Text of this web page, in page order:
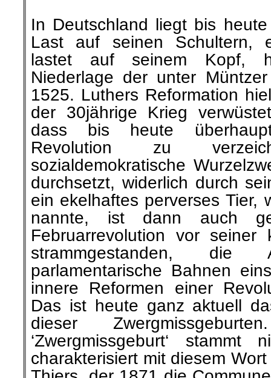
In Deutschland liegt bis
Last auf seinen Schultern,
lastet auf seinem Kopf,
Niederlage der unter
1525. Luthers Reformation
der 30jährige Krieg
dass bis heute
Revolution zu
sozialdemokratische
durchsetzt, widerlich durch
ein ekelhaftes perverses Tier,
nannte, ist dann auch
Februarrevolution vor seiner
strammgestanden, die
parlamentarische Bahnen
innere Reformen einer
Das ist heute ganz aktuell
dieser
‘Zwergmissgeburt‘
charakterisiert mit diesem